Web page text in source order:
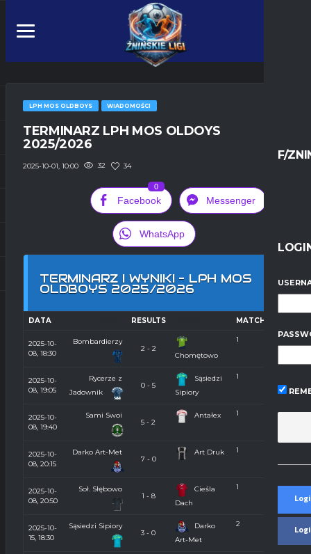
F/
LPH MOS OLDBOYS WIADOMOŚCI
TERMINARZ LPH MOS OLDOYS
2025/2026
2025-10-01, 10:00 32 34
Facebook
0
Messenger
WhatsApp
TERMINARZ I WYNIKI – LPH MOS
OLDBOYS 2025/2026
DATA RESULTS MATCH DAY
2025-10-
08, 18:30
Bombardierzy
2 - 2
Chomętowo
1
2025-10-
08, 19:05
Rycerze z
Jadownik
0 - 5
Sąsiedzi
Sipiory
1
2025-10-
08, 19:40
Sami Swoi
5 - 2
Antałex 1
2025-10-
08, 20:15
Darko Art-Met
7 - 0
Art Druk 1
2025-10-
08, 20:50
Soł. Słębowo
1 - 8
Cieśla
Dach
1
2025-10-
15, 18:30
Sąsiedzi Sipiory
3 - 0
Darko
Art-Met
2